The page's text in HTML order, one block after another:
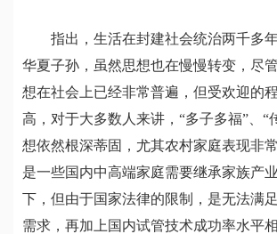
指出，生活在封建社会统治两千多年
华夏子孙，虽然思想也在慢慢转变，尽
想在社会上已经非常普遍，但受欢迎的
高，对于大多数人来讲，“多子多福”、“
想依然根深蒂固，尤其农村家庭表现非
是一些国内中高端家庭需要继承家族产
下，但由于国家法律的限制，是无法满
需求，再加上国内试管技术成功率水平